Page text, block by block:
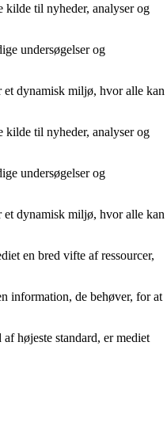
kilde til nyheder, analyser og
undersøgelser og
et dynamisk miljø, hvor alle kan
kilde til nyheder, analyser og
undersøgelser og
et dynamisk miljø, hvor alle kan
en bred vifte af ressourcer,
information, de behøver, for at
højeste standard, er mediet